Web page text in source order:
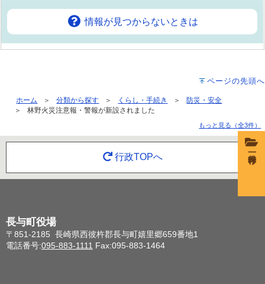
情報が見つからないときは
ページの先頭へ
ホーム 分類から探す くらし・手続き
防災・安全
林野火災注意報・警報が新設されました
もっと見る（全3件）
行政TOPへ
長与町役場
〒851-2185 長崎県西彼杵郡長与町嬉里郷659番地1
電話番号:095-883-1111 Fax:095-883-1464